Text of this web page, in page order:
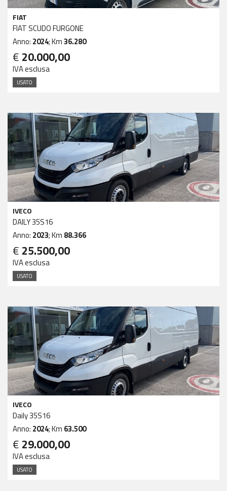
FIAT
FIAT SCUDO FURGONE
Anno: 2024; Km36.280
€ 20.000,00
IVA esclusa
USATO
IVECO
DAILY 35S16
Anno: 2023; Km 88.366
€ 25.500,00
IVA esclusa
USATO
IVECO
Daily 35S16
Anno: 2024; Km 63.500
€ 29.000,00
IVA esclusa
USATO